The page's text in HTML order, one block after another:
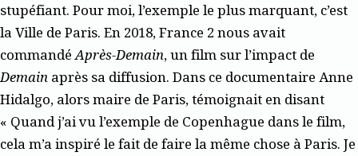
stupéfiant. Pour moi, l’exemple le plus marquant, c’est
la Ville de Paris. En 2018, France 2 nous avait
commandéAprès-Demain, un film sur l’impact de
Demain après sa diffusion. Dans ce documentaire Anne
Hidalgo, alors maire de Paris, témoignait en disant
« Quand j’ai vu l’exemple de Copenhague dans le film,
cela m’a inspiré le fait de faire la même chose à Paris. Je